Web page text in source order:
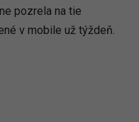
pozrela na tie
v mobile už týždeň.